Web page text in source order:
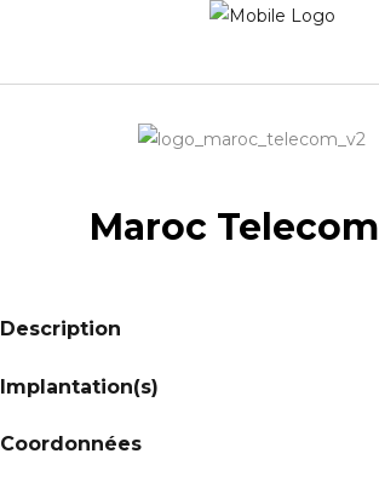
Maroc Telecom
Description
Implantation(s)
Coordonnées